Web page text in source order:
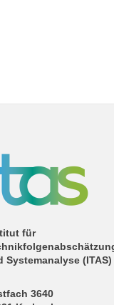
für
Systemanalyse (ITAS)
3640
Profil